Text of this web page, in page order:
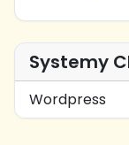
Systemy
Wordpress